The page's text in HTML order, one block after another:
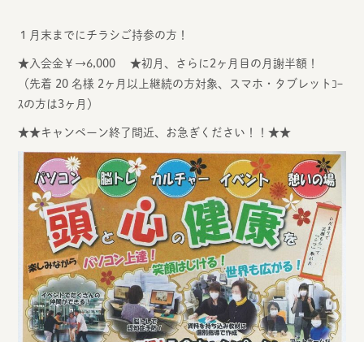
１月末までにチラシご持参の方！
★入会金￥→6,000 ★初月、さらに2ヶ月目の月謝半額！
（先着 20 名様 2ヶ月以上継続の方対象、スマホ・タブレットｺｰ
ｽの方は3ヶ月）
★★キャンペーン終了間近、お急ぎください！！★★